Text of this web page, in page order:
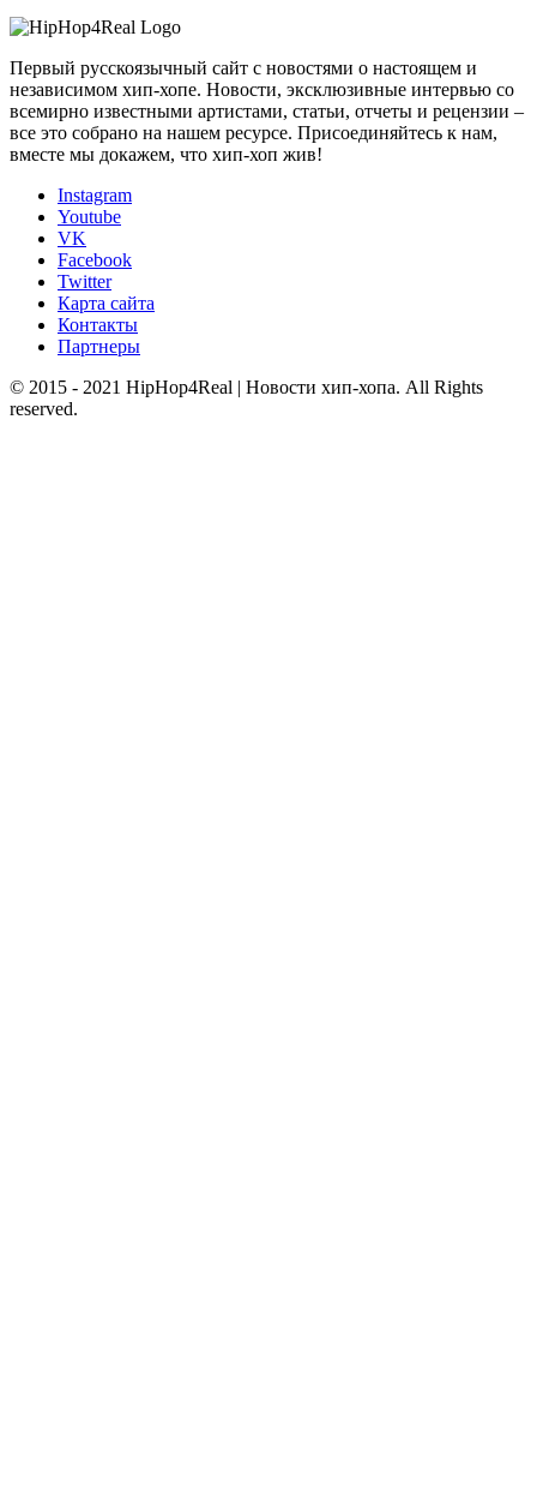
Первый русскоязычный сайт с новостями о настоящем и
независимом хип-хопе. Новости, эксклюзивные интервью со
всемирно известными артистами, статьи, отчеты и рецензии –
все это собрано на нашем ресурсе. Присоединяйтесь к нам,
вместе мы докажем, что хип-хоп жив!
Instagram
Youtube
VK
Facebook
Twitter
Карта сайта
Контакты
Партнеры
© 2015 - 2021 HipHop4Real | Новости хип-хопа. All Rights
reserved.